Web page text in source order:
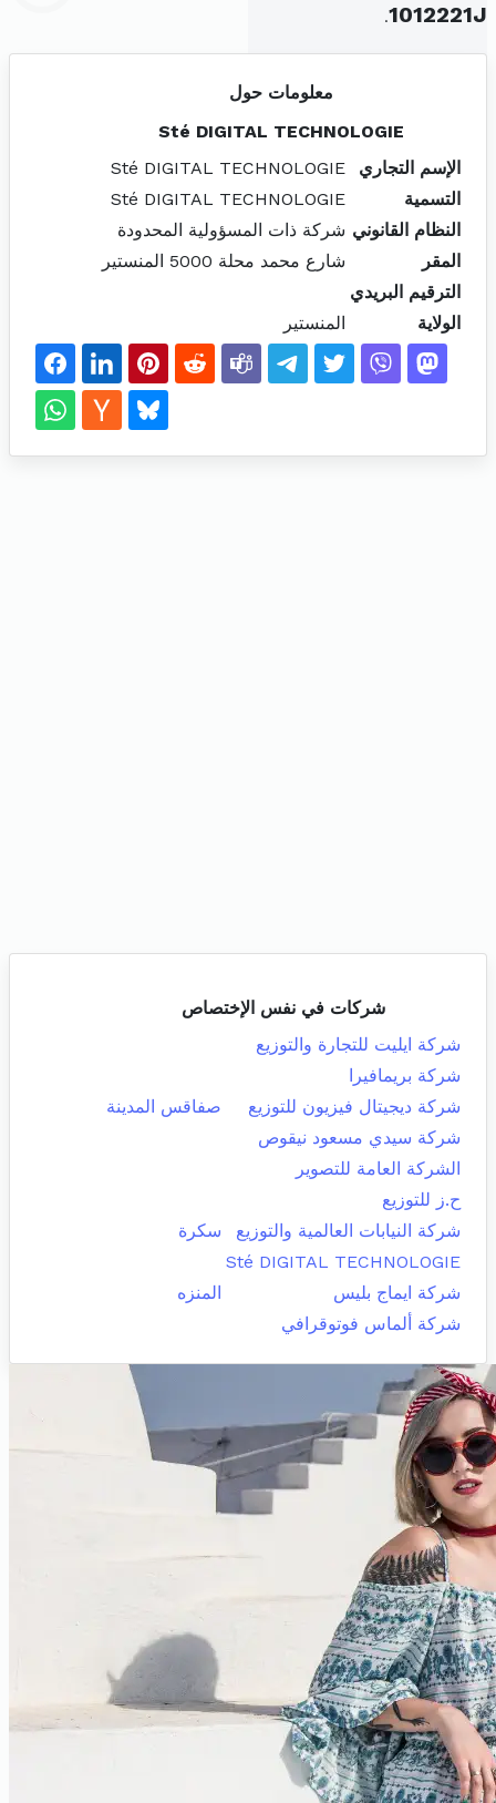
1012221J
.
معلومات حول
Sté DIGITAL TECHNOLOGIE
الإسم التجاري
Sté DIGITAL TECHNOLOGIE
التسمية
Sté DIGITAL TECHNOLOGIE
النظام القانوني شركة ذات المسؤولية المحدودة
المقر
شارع محمد محلة 5000 المنستير
الترقيم البريدي
الولاية
المنستير
شركات في نفس الإختصاص
شركة ايليت للتجارة والتوزيع
شركة بريمافيرا
شركة ديجيتال فيزيون للتوزيع
صفاقس المدينة
شركة سيدي مسعود نيقوص
الشركة العامة للتصوير
ح.ز للتوزيع
شركة النيابات العالمية والتوزيع
سكرة
Sté DIGITAL TECHNOLOGIE
شركة ايماج بليس
المنزه
شركة ألماس فوتوقرافي